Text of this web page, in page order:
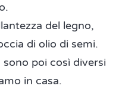
del legno,
di olio di semi.
poi così diversi
in casa.